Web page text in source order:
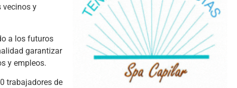
vecinos y
a los futuros
garantizar
y empleos.
trabajadores de